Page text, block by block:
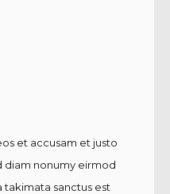
et accusam et justo
diam nonumy eirmod
sanctus est